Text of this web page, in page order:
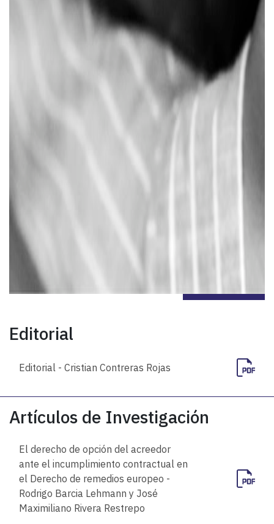
Editorial
Editorial - Cristian Contreras Rojas
Artículos de Investigación
El derecho de opción del acreedor
ante el incumplimiento contractual en
el Derecho de remedios europeo -
Rodrigo Barcia Lehmann y José
Maximiliano Rivera Restrepo